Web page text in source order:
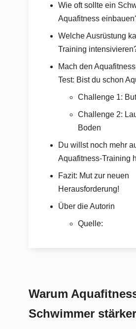
Wie oft sollte ein
Aquafitness
Welche Ausrüstung
Training
Mach den
Test: Bist du schon
Challenge 1:
Challenge 2:
Boden
Du willst noch mehr
Aquafitness-Training
Fazit: Mut zur neuen
Herausforderung!
Über die Autorin
Quelle:
Warum
Schwimmer